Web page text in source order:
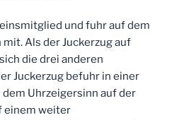
und fuhr auf dem
Als der Juckerzug auf
die drei anderen
Juckerzug befuhr in einer
dem Uhrzeigersinn auf der
einem weiter